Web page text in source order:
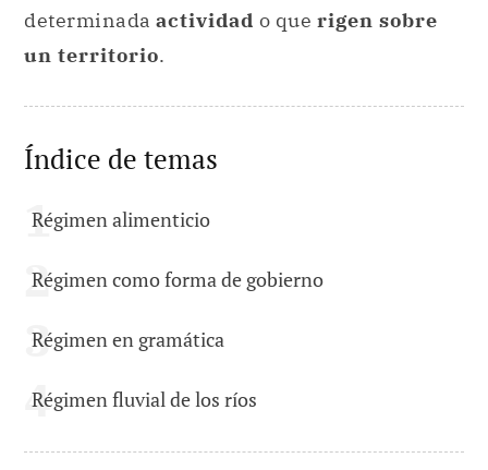
determinada actividad o que rigen sobre
un territorio.
Índice de temas
Régimen alimenticio
Régimen como forma de gobierno
Régimen en gramática
Régimen fluvial de los ríos